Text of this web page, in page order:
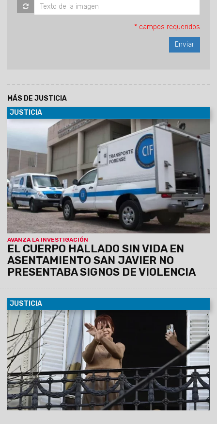
* campos requeridos
MÁS DE JUSTICIA
JUSTICIA
AVANZA LA INVESTIGACIÓN
EL CUERPO HALLADO SIN VIDA EN
ASENTAMIENTO SAN JAVIER NO
PRESENTABA SIGNOS DE VIOLENCIA
15/11/2025 La Fiscalía investiga el hallazgo de una mujer
sin vida en el asentamiento San Javier. La autopsia
determinó la causa de su muerte.
JUSTICIA
17/06/2025 El Tribunal Oral Federal N°2 le otorgó el
beneficio solicitado por la ex presidenta y, además, fue
notificada de manera virtual, por lo que no deberá
presentarse mañana en Comodoro Py.
La Justicia dispuso
la prisión domiciliaria para Cristina Kirchner: usará
tobillera electrónica y tendrá limitadas las visitas.